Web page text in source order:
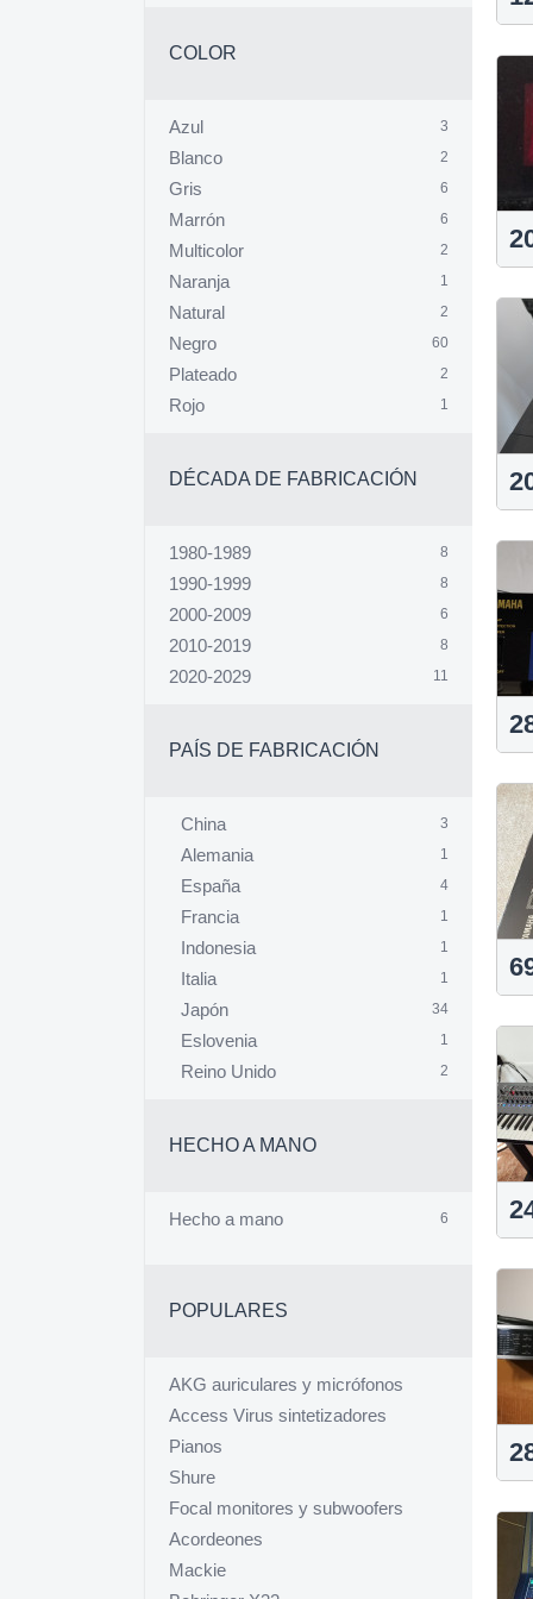
COLOR
3
Azul
2
Blanco
6
Gris
6
Marrón
2
Multicolor
1
Naranja
2
Natural
60
Negro
2
Plateado
1
Rojo
DÉCADA DE FABRICACIÓN
8
1980-1989
8
1990-1999
6
2000-2009
8
2010-2019
11
2020-2029
PAÍS DE FABRICACIÓN
3
China
1
Alemania
4
España
1
Francia
1
Indonesia
1
Italia
34
Japón
1
Eslovenia
2
Reino Unido
HECHO A MANO
6
Hecho a mano
POPULARES
AKG auriculares y micrófonos
Access Virus sintetizadores
Pianos
Shure
Focal monitores y subwoofers
Acordeones
Mackie